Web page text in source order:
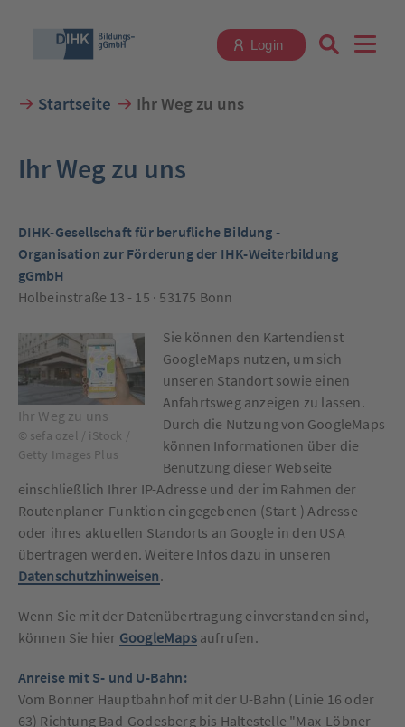
Login
Suchbegriff eingeben
Zum Login
Registrieren
Startseite Ihr Weg zu uns
Ihr Weg zu uns
DIHK-Gesellschaft für berufliche Bildung -
Organisation zur Förderung der IHK-Weiterbildung
gGmbH
Holbeinstraße 13 - 15 · 53175 Bonn
Ihr Weg zu uns
© sefa ozel / iStock /
Getty Images Plus
Sie können den Kartendienst
GoogleMaps nutzen, um sich
unseren Standort sowie einen
Anfahrtsweg anzeigen zu lassen.
Durch die Nutzung von GoogleMaps
können Informationen über die
Benutzung dieser Webseite
einschließlich Ihrer IP-Adresse und der im Rahmen der
Routenplaner-Funktion eingegebenen (Start-) Adresse
oder ihres aktuellen Standorts an Google in den USA
übertragen werden. Weitere Infos dazu in unseren
Datenschutzhinweisen.
Wenn Sie mit der Datenübertragung einverstanden sind,
können Sie hier GoogleMapsaufrufen.
Anreise mit S- und U-Bahn:
Vom Bonner Hauptbahnhof mit der U-Bahn (Linie 16 oder
63) Richtung Bad-Godesberg bis Haltestelle "Max-Löbner-